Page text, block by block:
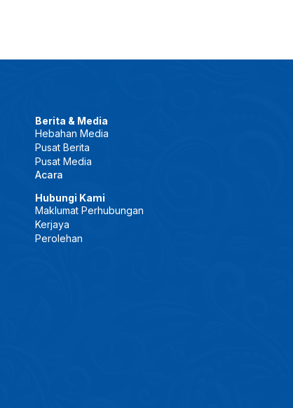
Berita & Media
Hebahan Media
Pusat Berita
Pusat Media
Acara
Hubungi Kami
Maklumat Perhubungan
Kerjaya
Perolehan